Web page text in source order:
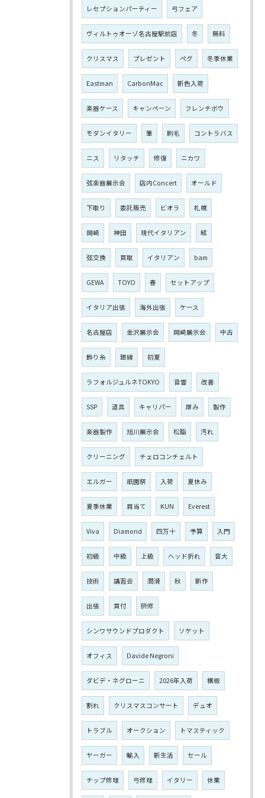
レセプションパーティー 弓フェア
ヴィルトゥオーゾ名古屋駅前店 冬 無料
クリスマス プレゼント ペグ 冬季休業
Eastman CarbonMac 新色入荷
楽器ケース キャンペーン フレンチボウ
モダンイタリー 筆 刷毛 コントラバス
ニス リタッチ 修復 ニカワ
弦楽器展示会 店内Concert オールド
下取り 委託販売 ビオラ 札幌
岡崎 神田 現代イタリアン 絃
弦交換 買取 イタリアン bam
GEWA TOYO 春 セットアップ
イタリア出張 海外出張 ケース
名古屋店 金沢展示会 岡崎展示会 中古
飾り糸 銀線 初夏
ラフォルジュルネTOKYO 音響 改善
SSP 道具 キャリパー 厚み 製作
楽器製作 旭川展示会 松脂 汚れ
クリーニング チェロコンチェルト
エルガー 祇園祭 入荷 夏休み
夏季休業 肩当て KUN Everest
Viva Diamond 四万十 予算 入門
初級 中級 上級 ヘッド折れ 音大
技術 講習会 潤滑 秋 新作
出張 買付 研修
シンワサウンドプロダクト ソケット
オフィス Davide Negroni
ダビデ・ネグローニ 2026年入荷 横板
割れ クリスマスコンサート デュオ
トラブル オークション トマスティック
ヤーガー 輸入 新生活 セール
チップ修理 弓修理 イタリー 休業